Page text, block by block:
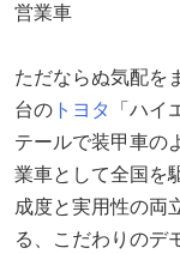
営業車
ただならぬ気配を
台の トヨタ
「ハ
テールで装甲車の
業車として全国を
成度と実用性の両
る、こだわりのデ